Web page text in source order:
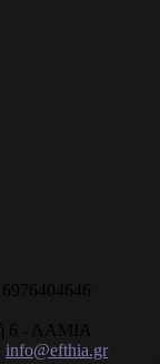
6976404646
6 - ΛΑΜΙΑ
info@efthia.gr